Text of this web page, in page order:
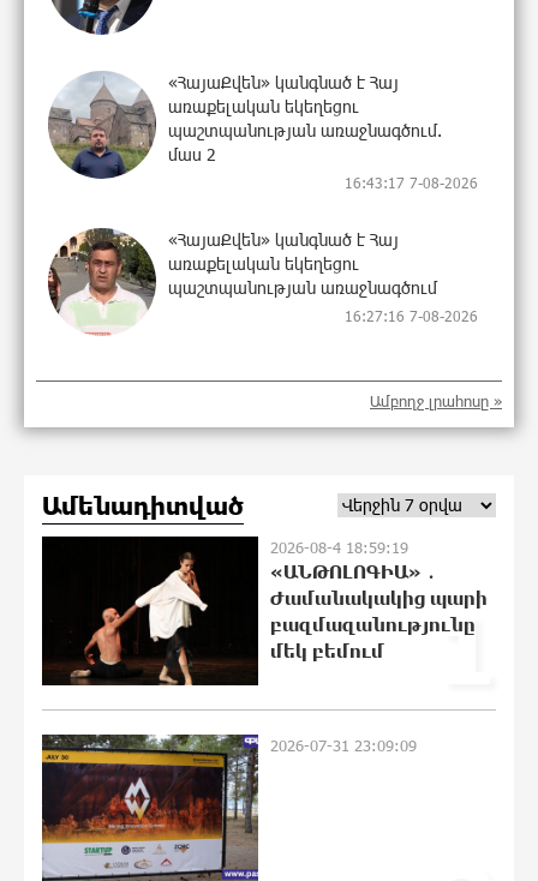
«ՀայաՔվեն» կանգնած է Հայ
առաքելական եկեղեցու
պաշտպանության առաջնագծում.
մաս 2
16:43:17 7-08-2026
«ՀայաՔվեն» կանգնած է Հայ
առաքելական եկեղեցու
պաշտպանության առաջնագծում
16:27:16 7-08-2026
Սիրո, ազատության ու պարտքի
մասին. Մենուա Սողոմոնյան
16:18:18 7-08-2026
Կաթողիկոսի դեմ հարուցվել է
ապօրինի քրեական վարույթ,
պատմության մեջ խայտառակ
երևույթ է
16:13:37 7-08-2026
«Ուժեղ Հայաստան»-ը լքեց ԱԺ
դահլիճը՝ Վեհափառի
դատավարությանը մասնակցելու
համար
Տիկի՜ն Ղազարյան, ցույց տվե՜ք այն
էջը, որտեղ գրված է Ուժեղ
Ամբողջ լրահոսը »
Ամենադիտված
1
2026-08-4 18:59:19
«ԱՆԹՈԼՈԳԻԱ» ․
Ժամանակակից պարի
բազմազանությունը
մեկ բեմում
2026-07-31 23:09:09